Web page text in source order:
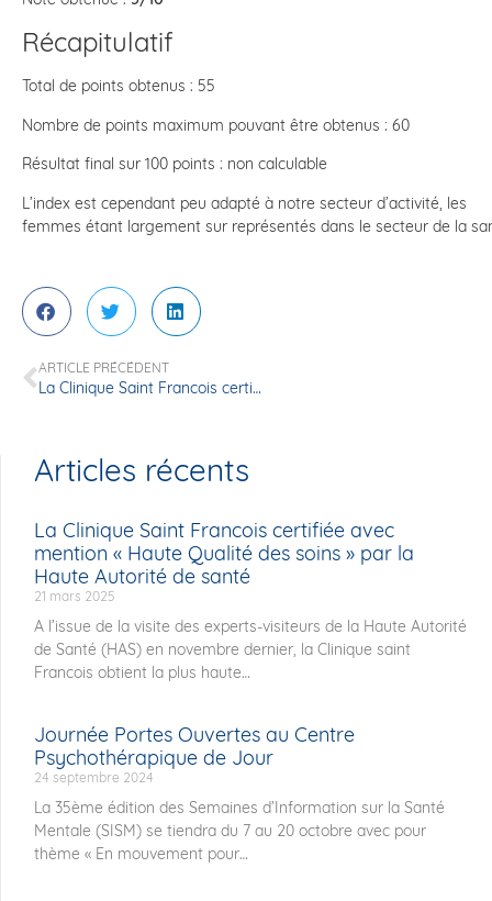
Récapitulatif
Total de points obtenus : 55
Nombre de points maximum pouvant être obtenus : 60
Résultat final sur 100 points : non calculable
L’index est cependant peu adapté à notre secteur d’activité, les
femmes étant largement sur représentés dans le secteur de la
ARTICLE PRÉCÉDENT
La Clinique Saint Francois certifiée avec mention « Haute Qualité des soins » par la Haute Autorité de santé
Articles récents
La Clinique Saint Francois certifiée avec
mention « Haute Qualité des soins » par la
Haute Autorité de santé
21 mars 2025
A l’issue de la visite des experts-visiteurs de la Haute Autorité
de Santé (HAS) en novembre dernier, la Clinique saint
Francois obtient la plus haute
Journée Portes Ouvertes au Centre
Psychothérapique de Jour
24 septembre 2024
La 35ème édition des Semaines d’Information sur la Santé
Mentale (SISM) se tiendra du 7 au 20 octobre avec pour
thème « En mouvement pour